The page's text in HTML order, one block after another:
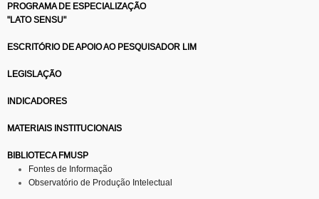
PROGRAMA DE ESPECIALIZAÇÃO
"LATO SENSU"
ESCRITÓRIO DE APOIO AO PESQUISADOR LIM
LEGISLAÇÃO
INDICADORES
MATERIAIS INSTITUCIONAIS
BIBLIOTECA FMUSP
Fontes de Informação
Observatório de Produção Intelectual